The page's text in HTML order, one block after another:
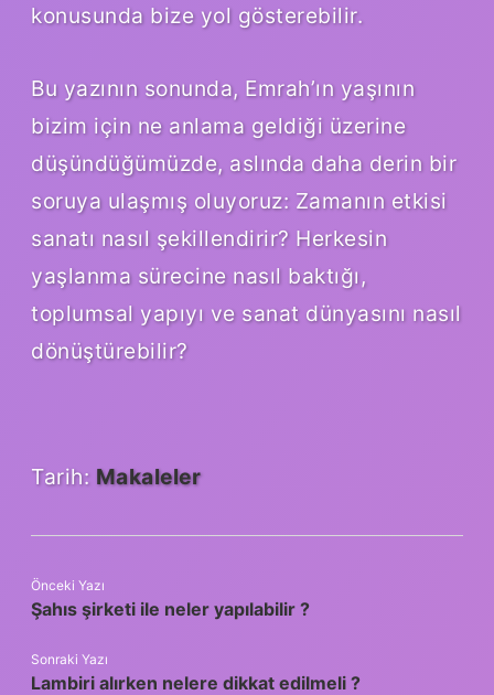
konusunda bize yol gösterebilir.
Bu yazının sonunda, Emrah’ın yaşının
bizim için ne anlama geldiği üzerine
düşündüğümüzde, aslında daha derin bir
soruya ulaşmış oluyoruz: Zamanın etkisi
sanatı nasıl şekillendirir? Herkesin
yaşlanma sürecine nasıl baktığı,
toplumsal yapıyı ve sanat dünyasını nasıl
dönüştürebilir?
Tarih: Makaleler
Önceki Yazı
Şahıs şirketi ile neler yapılabilir ?
Sonraki Yazı
Lambiri alırken nelere dikkat edilmeli ?